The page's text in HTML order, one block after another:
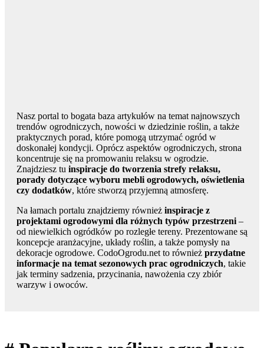
Nasz portal to bogata baza artykułów na temat najnowszych
trendów ogrodniczych, nowości w dziedzinie roślin, a także
praktycznych porad, które pomogą utrzymać ogród w
doskonałej kondycji. Oprócz aspektów ogrodniczych, strona
koncentruje się na promowaniu relaksu w ogrodzie.
Znajdziesz tu inspiracje do tworzenia strefy relaksu,
porady dotyczące wyboru mebli ogrodowych, oświetlenia
czy dodatków, które stworzą przyjemną atmosferę.
Na łamach portalu znajdziemy również inspiracje z
projektami ogrodowymi dla różnych typów przestrzeni –
od niewielkich ogródków po rozległe tereny. Prezentowane są
koncepcje aranżacyjne, układy roślin, a także pomysły na
dekoracje ogrodowe. CodoOgrodu.net to również przydatne
informacje na temat sezonowych prac ogrodniczych, takie
jak terminy sadzenia, przycinania, nawożenia czy zbiór
warzyw i owoców.